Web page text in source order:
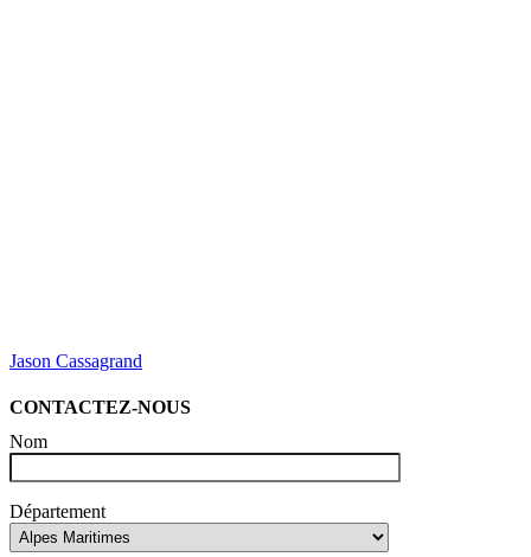
Jason Cassagrand
CONTACTEZ-NOUS
Nom
Département